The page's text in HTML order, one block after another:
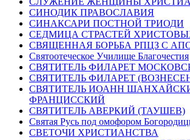
СИНОДИК ПРАВОСЛАВИЯ
СИНАКСАРИ ПОСТНОЙ ТРИОДИ
СЕДМИЦА СТРАСТЕЙ
СВЯЩЕННАЯ БОРЬБА РПЦЗ С
Святоотеческое Училище Благочестия
СВЯТИТЕЛЬ ФИЛАРЕТ
СВЯТИТЕЛЬ ФИЛАРЕТ
СВЯТИТЕЛЬ ИОАНН
ФРАНЦИССКИЙ
СВЯТИТЕЛЬ АВЕРКИЙ (ТАУШЕВ)
Святая Русь под омофором
СВЕТОЧИ ХРИСТИАНСТВА